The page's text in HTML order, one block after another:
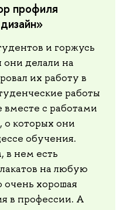
профиля
и горжусь
делали на
их работу в
работы
вместе с работами
о которых они
обучения.
в нем есть
на любую
очень хорошая
в профессии. А